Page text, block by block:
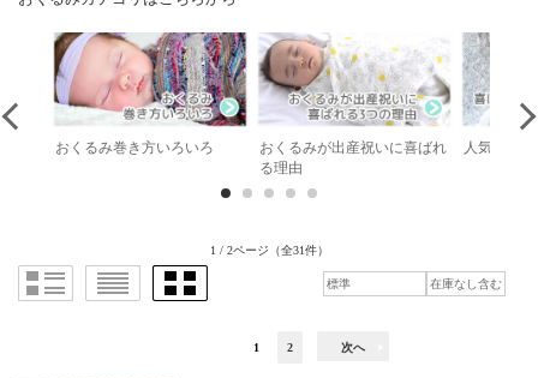
おくるみ巻き方いろいろ
おくるみが出産祝いに喜ばれ
る理由
人気おく
1 2 3 4 5
1 / 2ページ （全31件）
1 2 次へ